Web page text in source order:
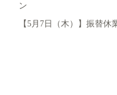
ン
【5月7日（木）】振替休